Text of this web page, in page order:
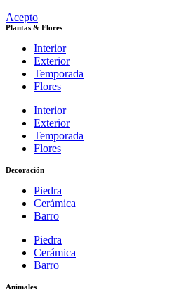
Acepto
Plantas & Flores
Interior
Exterior
Temporada
Flores
Interior
Exterior
Temporada
Flores
Decoración
Piedra
Cerámica
Barro
Piedra
Cerámica
Barro
Animales